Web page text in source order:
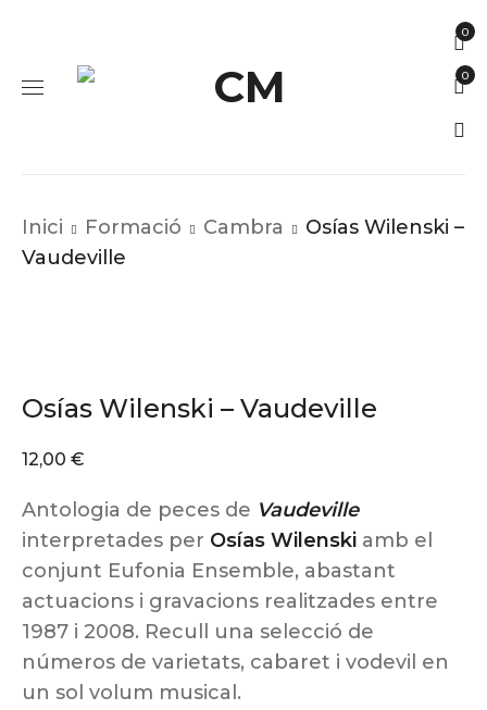
0
0
Inici Formació Cambra
Osías Wilenski –
Vaudeville
Osías Wilenski – Vaudeville
12,00 €
Antologia de peces de Vaudeville
interpretades per Osías Wilenski amb el
conjunt Eufonia Ensemble, abastant
actuacions i gravacions realitzades entre
1987 i 2008. Recull una selecció de
números de varietats, cabaret i vodevil en
un sol volum musical.